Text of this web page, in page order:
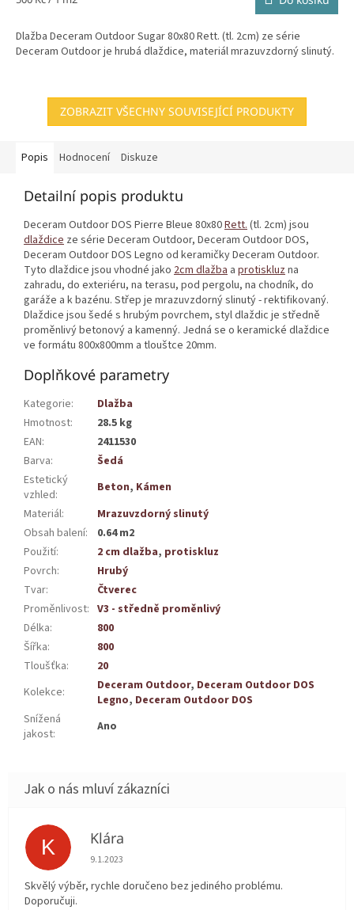
Dlažba Deceram Outdoor Sugar 80x80 Rett. (tl. 2cm) ze série
Deceram Outdoor je hrubá dlaždice, materiál mrazuvzdorný slinutý.
ZOBRAZIT VŠECHNY SOUVISEJÍCÍ PRODUKTY
Popis Hodnocení Diskuze
Detailní popis produktu
Deceram Outdoor DOS Pierre Bleue 80x80Rett. (tl. 2cm) jsou
dlaždice ze série Deceram Outdoor, Deceram Outdoor DOS,
Deceram Outdoor DOS Legno od keramičky Deceram Outdoor.
Tyto dlaždice jsou vhodné jako 2cm dlažba a protiskluzna
zahradu, do exteriéru, na terasu, pod pergolu, na chodník, do
garáže a k bazénu. Střep je mrazuvzdorný slinutý - rektifikovaný.
Dlaždice jsou šedé s hrubým povrchem, styl dlaždic je středně
proměnlivý betonový a kamenný. Jedná se o keramické dlaždice
ve formátu 800x800mm a tlouštce 20mm.
Doplňkové parametry
Kategorie:
Dlažba
Hmotnost:
28.5 kg
EAN:
2411530
Barva:
Šedá
Estetický
vzhled: Beton, Kámen
Materiál:
Mrazuvzdorný slinutý
Obsah balení:
0.64 m2
Použití: 2 cm dlažba, protiskluz
Povrch:
Hrubý
Tvar:
Čtverec
Proměnlivost: V3 - středně proměnlivý
Délka:
800
Šířka:
800
Tloušťka:
20
Kolekce: Deceram Outdoor, Deceram Outdoor DOS
Legno, Deceram Outdoor DOS
Snížená
jakost: Ano
K Klára
Hodnocení obchodu je 5 z 5 hvězdiček.
9.1.2023
Skvělý výběr, rychle doručeno bez jediného problému.
Doporučuji.